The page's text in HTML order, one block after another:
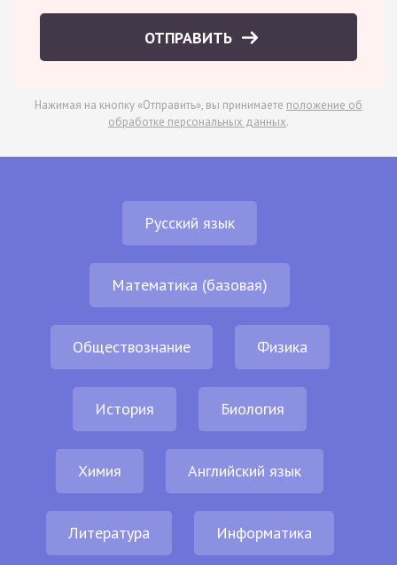
ОТПРАВИТЬ
Нажимая на кнопку «Отправить», вы принимаете положение об
обработке персональных данных.
Русский язык
Математика (базовая)
Обществознание Физика
История Биология
Химия Английский язык
Литература Информатика